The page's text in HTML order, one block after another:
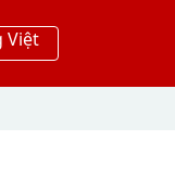
Tiếng Việt